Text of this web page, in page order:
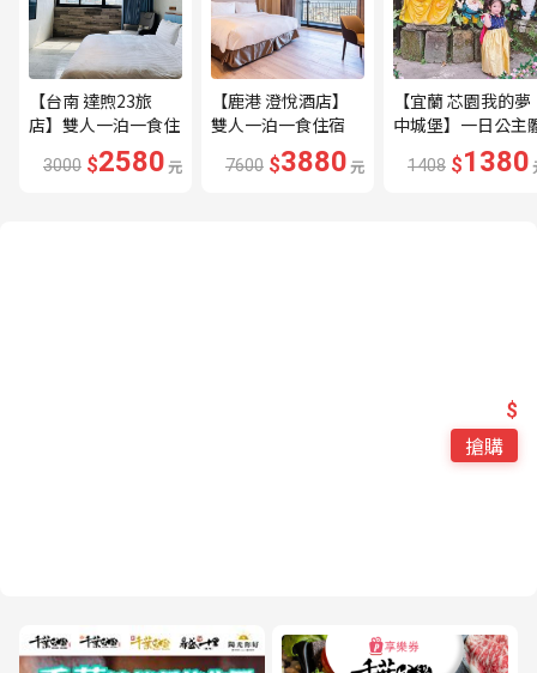
【台南 達煦23旅
店】雙人一泊一食住
宿券---🔥近海安路
商圈🔥
3000 $2580元
【鹿港 澄悅酒店】
雙人一泊一食住宿
券---🔥平日限量升
等家庭房、贈兩小🔥
7600 $3880元
【宜蘭 芯園我的夢
中城堡】一日公主
驗券---🔥含歐式下
午茶及換裝🔥
1408 $1380
$
搶購